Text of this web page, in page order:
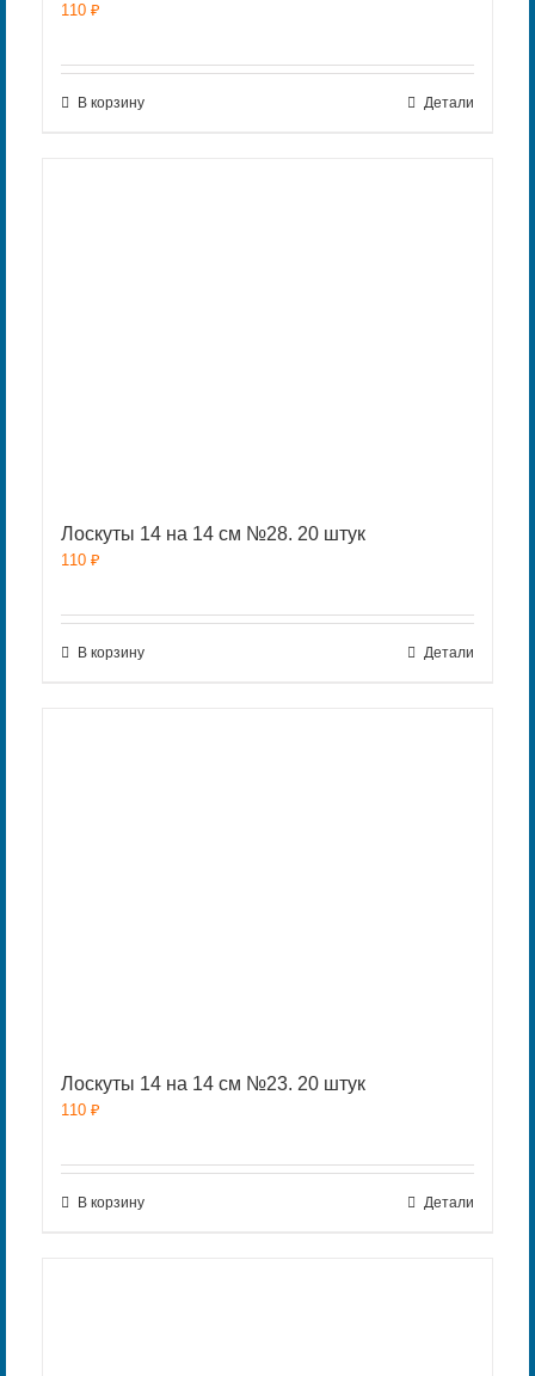
110 ₽
В корзину Детали
Лоскуты 14 на 14 см №28. 20 штук
110 ₽
В корзину Детали
Лоскуты 14 на 14 см №23. 20 штук
110 ₽
В корзину Детали